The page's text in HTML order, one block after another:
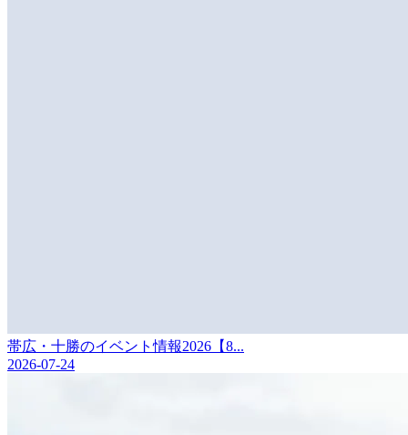
帯広・十勝のイベント情報2026【8...
2026-07-24